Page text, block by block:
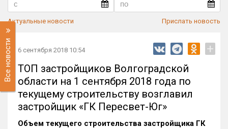
Актуальные новости Прислать новость
Все новости 6 сентября 2018 10:54 +
ТОП застройщиков Волгоградской
области на 1 сентября 2018 года по
текущему строительству возглавил
застройщик «ГК Пересвет-Юг»
Объем текущего строительства застройщика ГК